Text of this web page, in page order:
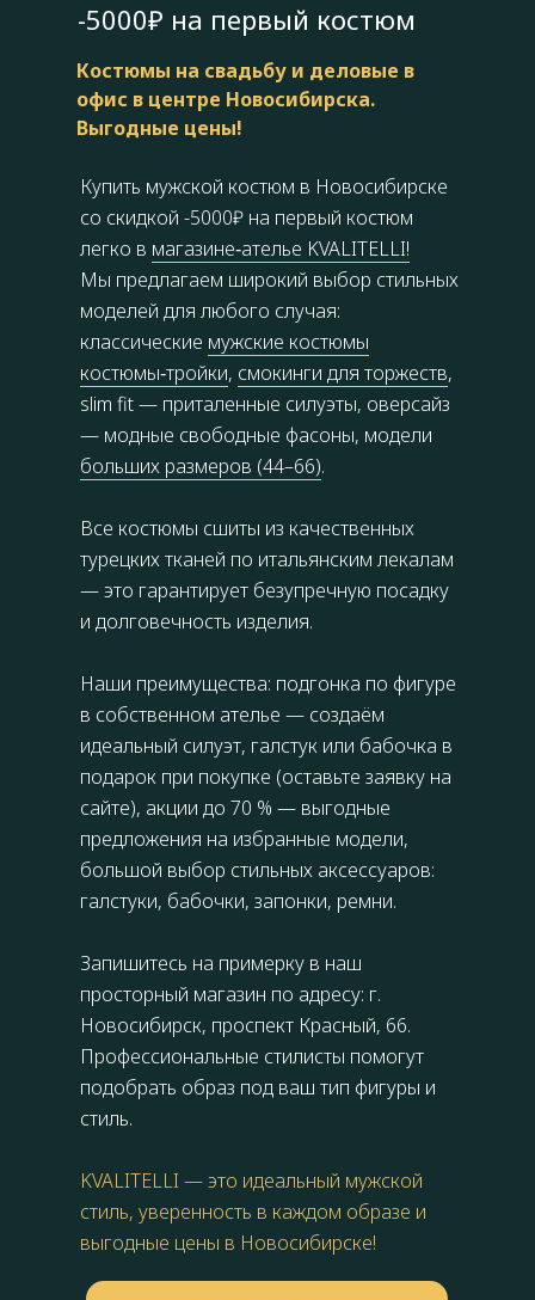
-5000₽ на первый костюм
Купить мужской костюм в Новосибирске
со скидкой -5000₽ на первый костюм
легко в магазине‑ателье KVALITELLI!
Мы предлагаем широкий выбор стильных
моделей для любого случая:
классические мужские костюмы
костюмы‑тройки, смокинги для торжеств,
slim fit — приталенные силуэты, оверсайз
— модные свободные фасоны, модели
больших размеров (44–66).
Все костюмы сшиты из качественных
турецких тканей по итальянским лекалам
— это гарантирует безупречную посадку
и долговечность изделия.
Наши преимущества: подгонка по фигуре
в собственном ателье — создаём
идеальный силуэт, галстук или бабочка в
подарок при покупке (оставьте заявку на
сайте), акции до 70 % — выгодные
предложения на избранные модели,
большой выбор стильных аксессуаров:
галстуки, бабочки, запонки, ремни.
Запишитесь на примерку в наш
просторный магазин по адресу: г.
Новосибирск, проспект Красный, 66.
Профессиональные стилисты помогут
подобрать образ под ваш тип фигуры и
стиль.
KVALITELLI — это идеальный мужской
стиль, уверенность в каждом образе и
выгодные цены в Новосибирске!
Костюмы на свадьбу и деловые в
офис в центре Новосибирска.
Выгодные цены!